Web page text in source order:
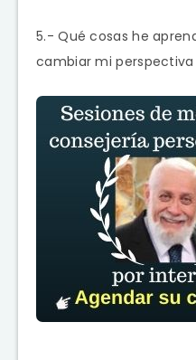
5.- Qué cosas he
cambiar mi